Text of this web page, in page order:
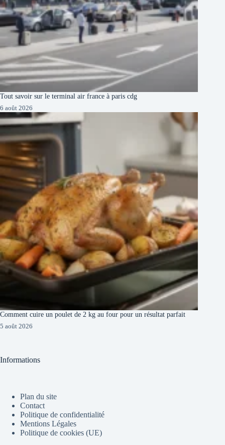
Tout savoir sur le terminal air france à paris cdg
6 août 2026
Comment cuire un poulet de 2 kg au four pour un résultat parfait
5 août 2026
Informations
Plan du site
Contact
Politique de confidentialité
Mentions Légales
Politique de cookies (UE)